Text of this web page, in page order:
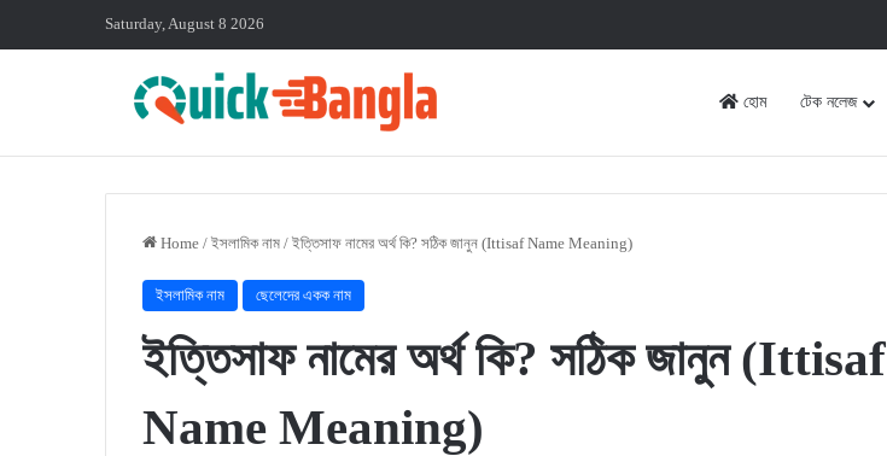
Saturday, August 8 2026
হোম টেক নলেজ
Home / ইসলামিক নাম / ইত্তিসাফ নামের অর্থ কি? সঠিক জানুন (Ittisaf Name Meaning)
ইসলামিক নাম ছেলেদের একক নাম
ইত্তিসাফ নামের অর্থ কি? সঠিক জানুন (Ittisaf
Name Meaning)